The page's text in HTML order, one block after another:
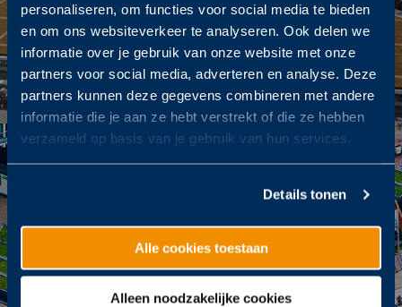
personaliseren, om functies voor social media te bieden
en om ons websiteverkeer te analyseren. Ook delen we
informatie over je gebruik van onze website met onze
partners voor social media, adverteren en analyse. Deze
partners kunnen deze gegevens combineren met andere
informatie die je aan ze hebt verstrekt of die ze hebben
verzameld op basis van je gebruik van hun services.
Details tonen
Alle cookies toestaan
Alleen noodzakelijke cookies
Schiphol Plaza Amsterdam